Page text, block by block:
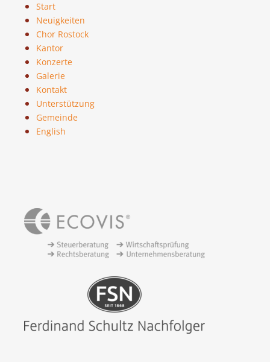
Start
Neuigkeiten
Chor Rostock
Kantor
Konzerte
Galerie
Kontakt
Unterstützung
Gemeinde
English